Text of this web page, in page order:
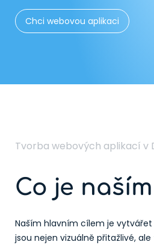
Chci webovou aplikaci
Tvorba webových aplikací v
Co je
Naším hlavním cílem je
jsou nejen vizuálně přitažlivé,